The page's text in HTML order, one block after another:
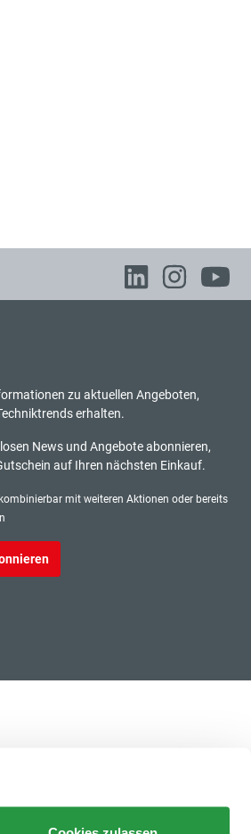
zu aktuellen Angeboten,
erhalten.
News und Angebote abonnieren,
auf Ihren nächsten Einkauf.
mit weiteren Aktionen oder bereits